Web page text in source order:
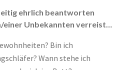
ehrlich beantworten
einer Unbekannten verreist…
Bin ich
Wann stehe ich